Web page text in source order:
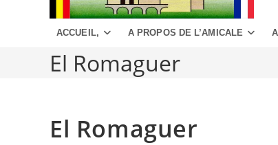
ACCUEIL, A PROPOS DE L’AMICALE
El Romaguer
El Romaguer